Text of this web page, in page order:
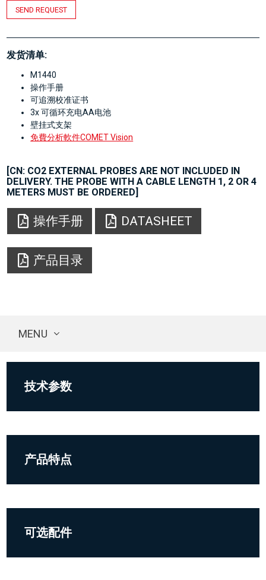
SEND REQUEST
发货清单:
M1440
操作手册
可追溯校准证书
3x 可循环充电AA电池
壁挂式支架
免費分析軟件COMET Vision
[CN: CO2 EXTERNAL PROBES ARE NOT INCLUDED IN
DELIVERY. THE PROBE WITH A CABLE LENGTH 1, 2 OR 4
METERS MUST BE ORDERED]
操作手册 DATASHEET
产品目录
MENU
技术参数
产品特点
可选配件